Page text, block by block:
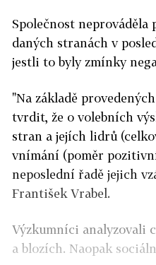
Společnost neprováděla
daných stranách v
jestli to byly zmínky
"Na základě
tvrdit, že o volebních
stran a jejích lidrů
vnímání (poměr
neposlední řadě jejich
František Vrabel.
Výzkumníci analyzovali
a blozích. Naopak